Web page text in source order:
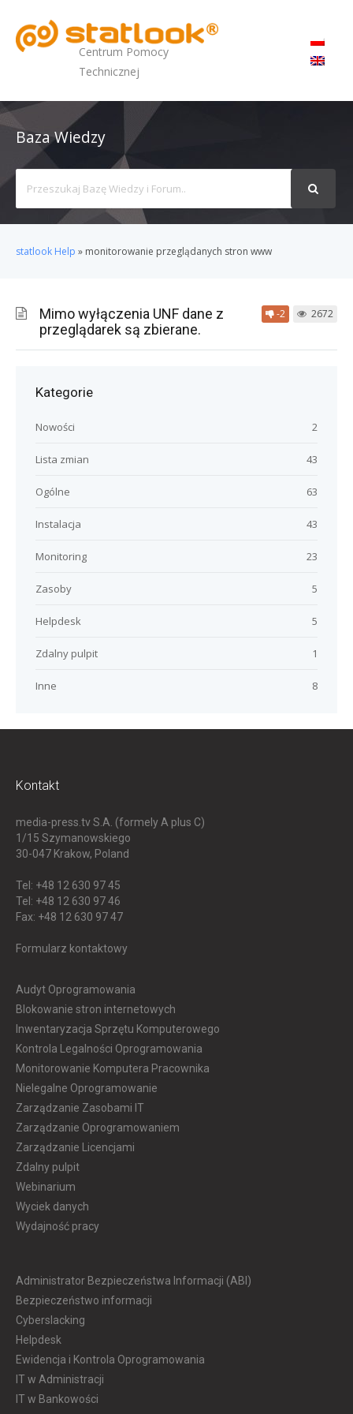
Centrum Pomocy
Technicznej
Baza Wiedzy
For
statlook Help » monitorowanie przeglądanych stron www
Mimo wyłączenia UNF dane z
przeglądarek są zbierane.
-2 2672
Kategorie
2
Nowości
43
Lista zmian
63
Ogólne
43
Instalacja
23
Monitoring
5
Zasoby
5
Helpdesk
1
Zdalny pulpit
8
Inne
Kontakt
media-press.tv S.A. (formely A plus C)
1/15 Szymanowskiego
30-047 Krakow, Poland
Tel: +48 12 630 97 45
Tel: +48 12 630 97 46
Fax: +48 12 630 97 47
Formularz kontaktowy
Audyt Oprogramowania
Blokowanie stron internetowych
Inwentaryzacja Sprzętu Komputerowego
Kontrola Legalności Oprogramowania
Monitorowanie Komputera Pracownika
Nielegalne Oprogramowanie
Zarządzanie Zasobami IT
Zarządzanie Oprogramowaniem
Zarządzanie Licencjami
Zdalny pulpit
Webinarium
Wyciek danych
Wydajność pracy
Administrator Bezpieczeństwa Informacji (ABI)
Bezpieczeństwo informacji
Cyberslacking
Helpdesk
Ewidencja i Kontrola Oprogramowania
IT w Administracji
IT w Bankowości